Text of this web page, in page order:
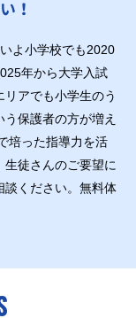
！
よ小学校でも2020
年から大学入試
アでも小学生のう
保護者の方が増え
培った指導力を活
徒さんのご要望に
談ください。無料体